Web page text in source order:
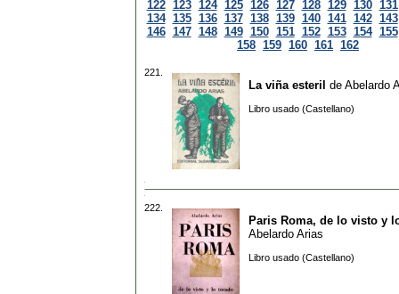
122 123 124 125 126 127 128 129 130 131
134 135 136 137 138 139 140 141 142 143
146 147 148 149 150 151 152 153 154 155
158 159 160 161 162
221.
La viña esteril de Abelardo
Libro usado (Castellano)
222.
Paris Roma, de lo visto y
Abelardo Arias
Libro usado (Castellano)